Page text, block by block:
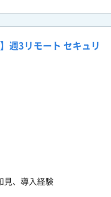
週3リモート セキュリ
見、導入経験